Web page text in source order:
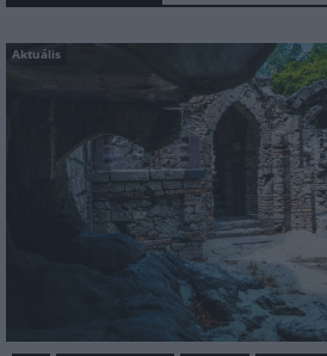
Aktuális